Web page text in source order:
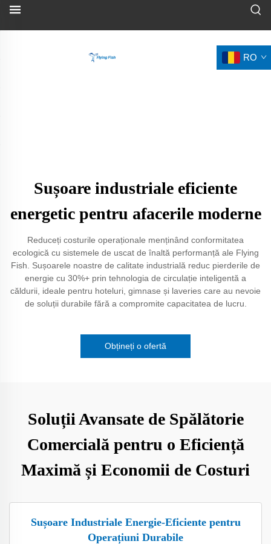
RO
Sușoare industriale eficiente
energetic pentru afacerile moderne
Reduceți costurile operaționale menținând conformitatea
ecologică cu sistemele de uscat de înaltă performanță ale Flying
Fish. Sușoarele noastre de calitate industrială reduc pierderile de
energie cu 30%+ prin tehnologia de circulație inteligentă a
căldurii, ideale pentru hoteluri, gimnase și laveries care au nevoie
de soluții durabile fără a compromite capacitatea de lucru.
Obțineți o ofertă
Soluții Avansate de Spălătorie
Comercială pentru o Eficiență
Maximă și Economii de Costuri
Sușoare Industriale Energie-Eficiente pentru
Operațiuni Durabile